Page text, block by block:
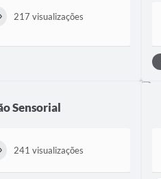
217 visualizações
Sensorial
241 visualizações